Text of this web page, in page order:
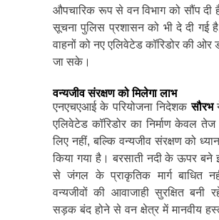
औपचारिक रूप से वन विभाग को सौंप
सूचना पुलिस प्रशासन को भी दे दी गई
वाहनों को नए एलिवेटेड कॉरिडोर की ओर
जा सके।
वन्यजीव संरक्षण को मिलेगा लाभ
एनएचएआई के परियोजना निदेशकसौरभ
एलिवेटेड कॉरिडोर का निर्माण केवल तेज
लिए नहीं, बल्कि वन्यजीव संरक्षण को
किया गया है। बरसाती नदी के ऊपर बने
से जंगल के प्राकृतिक मार्ग बाधित
वन्यजीवों की आवाजाही सुरक्षित बनी
सड़क बंद होने से वन क्षेत्र में मानवीय